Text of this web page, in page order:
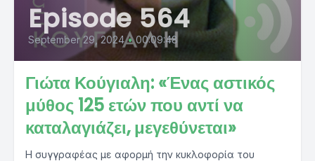
Episode 564
September 29, 2024 • 00:09:48
Γιώτα Κούγιαλη: «Ένας αστικός
μύθος 125 ετών που αντί να
καταλαγιάζει, μεγεθύνεται»
Η συγγραφέας με αφορμή την κυκλοφορία του